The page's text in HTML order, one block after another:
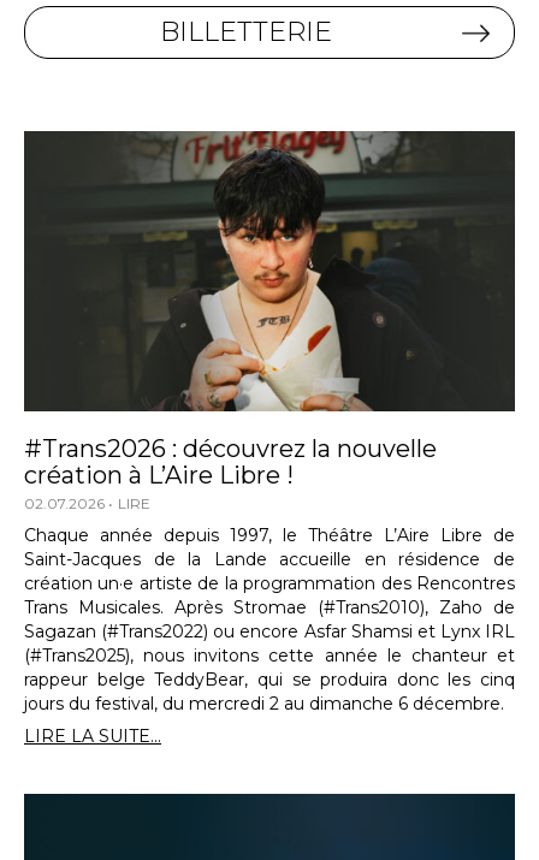
BILLETTERIE
#Trans2026 : découvrez la nouvelle
création à L’Aire Libre !
02.07.2026 LIRE
Chaque année depuis 1997, le Théâtre L’Aire Libre de
Saint-Jacques de la Lande accueille en résidence de
création un·e artiste de la programmation des Rencontres
Trans Musicales. Après Stromae (#Trans2010), Zaho de
Sagazan (#Trans2022) ou encore Asfar Shamsi et Lynx IRL
(#Trans2025), nous invitons cette année le chanteur et
rappeur belge TeddyBear, qui se produira donc les cinq
jours du festival, du mercredi 2 au dimanche 6 décembre.
LIRE LA SUITE...